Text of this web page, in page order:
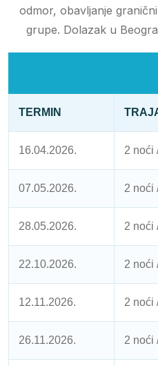
odmor, obavljanje
grupe. Dolazak u
TERMIN
16.04.2026. 2 noći
07.05.2026. 2 noći
28.05.2026. 2 noći
22.10.2026. 2 noći
12.11.2026. 2 noći
26.11.2026. 2 noći